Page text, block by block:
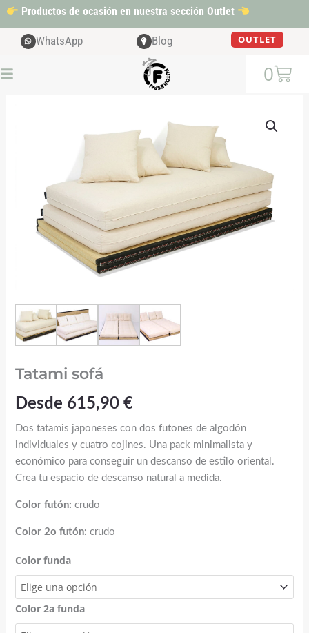
al
contenido
Productos de ocasión en nuestra sección Outlet
WhatsApp Blog OUTLET
0
Cart
Tatami sofá
Desde 615,90 €
Dos tatamis japoneses con dos futones de algodón
individuales y cuatro cojines. Una pack minimalista y
económico para conseguir un descanso de estilo oriental.
Crea tu espacio de descanso natural a medida.
Color futón: crudo
Color 2o futón: crudo
Color funda
Color 2a funda